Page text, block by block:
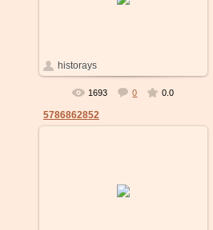
Отличные
Садово парковые светильн...
historays
1693 0 0.0
5786862852
В плане налогов